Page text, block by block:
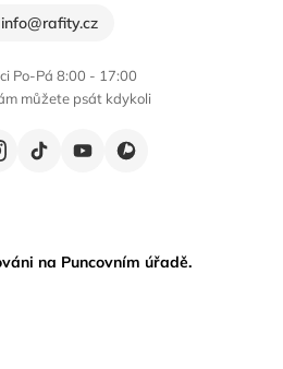
info@rafity.cz
Po-Pá 8:00 - 17:00
můžete psát kdykoli
na Puncovním úřadě.